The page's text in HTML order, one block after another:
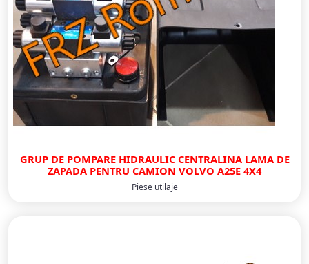
GRUP DE POMPARE HIDRAULIC CENTRALINA LAMA DE
ZAPADA PENTRU CAMION VOLVO A25E 4X4
Piese utilaje